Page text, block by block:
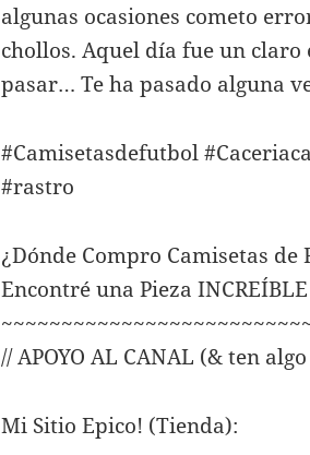
algunas ocasiones cometo
chollos. Aquel día fue un claro
pasar… Te ha pasado alguna
#Camisetasdefutbol
#rastro
¿Dónde Compro Camisetas de
Encontré una Pieza
// APOYO AL CANAL (& ten
Mi Sitio Epico! (Tienda):